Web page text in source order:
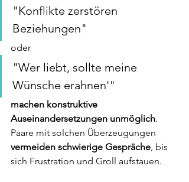
"Konflikte zerstören
Beziehungen"
oder
"Wer liebt, sollte meine
Wünsche erahnen'"
machen konstruktive
Auseinandersetzungen unmöglich.
Paare mit solchen Überzeugungen
vermeiden schwierige Gespräche, bis
sich Frustration und Groll aufstauen.